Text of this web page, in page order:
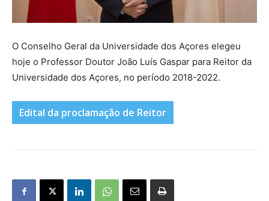
O Conselho Geral da Universidade dos Açores elegeu
hoje o Professor Doutor João Luís Gaspar para Reitor da
Universidade dos Açores, no período 2018-2022.
Edital da proclamação de Reitor